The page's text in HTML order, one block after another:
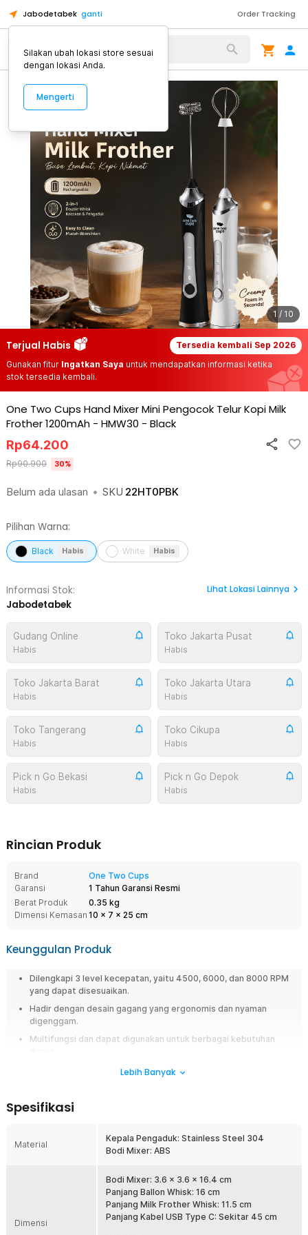
Jabodetabek ganti Order Tracking
Alat Kopi
1 / 10
Terjual Habis Tersedia kembali Sep 2026
Gunakan fitur Ingatkan Saya untuk mendapatkan informasi ketika
stok tersedia kembali.
One Two Cups Hand Mixer Mini Pengocok Telur Kopi Milk
Frother 1200mAh - HMW30 - Black
Belum ada ulasan • SKU 22HT0PBK
Rp64.200
Rp90.900 30%
Pilihan Warna:
Black Habis White Habis
Informasi Stok:
Jabodetabek
Lihat Lokasi Lainnya
Gudang Online
Habis
Toko Jakarta Pusat
Habis
Toko Jakarta Barat
Habis
Toko Jakarta Utara
Habis
Toko Tangerang
Habis
Toko Cikupa
Habis
Pick n Go Bekasi
Habis
Pick n Go Depok
Habis
Rincian Produk
Brand
One Two Cups
Garansi
1 Tahun Garansi Resmi
Berat Produk
0.35 kg
Dimensi Kemasan 10 x 7 x 25 cm
Keunggulan Produk
Dilengkapi 3 level kecepatan, yaitu 4500, 6000, dan 8000 RPM
yang dapat disesuaikan.
Hadir dengan desain gagang yang ergonomis dan nyaman
digenggam.
Multifungsi dan dapat digunakan untuk berbagai kebutuhan
(4500-8000 RPM), dan tombol satu sentuhan. Cocok untuk mengocok
Desain Ergonomis dan Mudah Digunakan
Tombol satu sentuhan dengan start otomatis di kecepatan rendah
mencegah cipratan. Gagang nyaman untuk kontrol maksimal saat
digunakan.
Lebih Banyak
Spesifikasi
Material
Kepala Pengaduk: Stainless Steel 304
Bodi Mixer: ABS
Dimensi
Bodi Mixer: 3.6 x 3.6 x 16.4 cm
Panjang Ballon Whisk: 16 cm
Panjang Milk Frother Whisk: 11.5 cm
Panjang Kabel USB Type C: Sekitar 45 cm
Silakan ubah lokasi store sesuai
dengan lokasi Anda.
Mengerti